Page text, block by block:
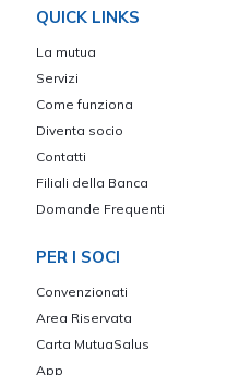
QUICK LINKS
La mutua
Servizi
Come funziona
Diventa socio
Contatti
Filiali della Banca
Domande Frequenti
PER I SOCI
Convenzionati
Area Riservata
Carta MutuaSalus
App